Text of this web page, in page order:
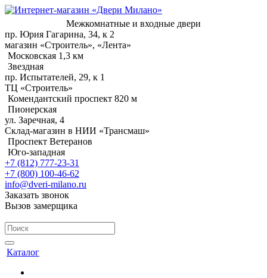
Межкомнатные и входные двери
пр. Юрия Гагарина, 34, к 2
магазин «Строитель», «Лента»
Московская 1,3 км
Звездная
пр. Испытателей, 29, к 1
ТЦ «Строитель»
Комендантский проспект 820 м
Пионерская
ул. Заречная, 4
Склад-магазин в НИИ «Трансмаш»
Проспект Ветеранов
Юго-западная
+7 (812) 777-23-31
+7 (800) 100-46-62
info@dveri-milano.ru
Заказать звонок
Вызов замерщика
Каталог